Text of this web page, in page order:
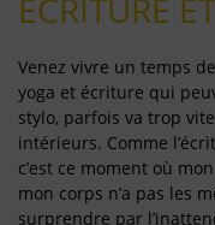
ÉCRITURE
Venez vivre un temps
yoga et écriture qui
stylo, parfois va trop
intérieurs. Comme
c’est ce moment où
mon corps n’a pas les
surprendre par